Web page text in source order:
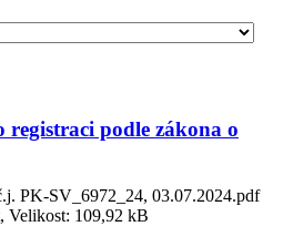
podle zákona o
PK-SV_6972_24, 03.07.2024.pdf
Velikost: 109,92 kB